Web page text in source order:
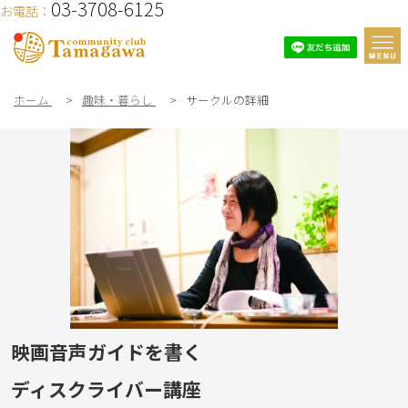
お電話： 03-3708-6125
ホーム > 趣味・暮らし > サークルの詳細
映画音声ガイドを書く
ディスクライバー講座